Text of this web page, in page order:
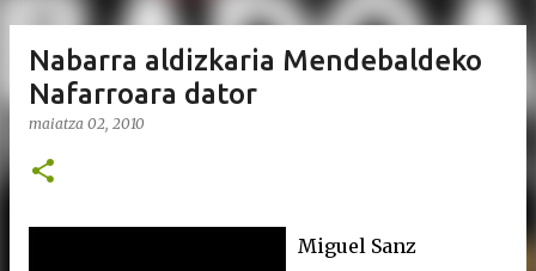
Nabarra aldizkaria Mendebaldeko
Nafarroara dator
maiatza 02, 2010
Miguel Sanz